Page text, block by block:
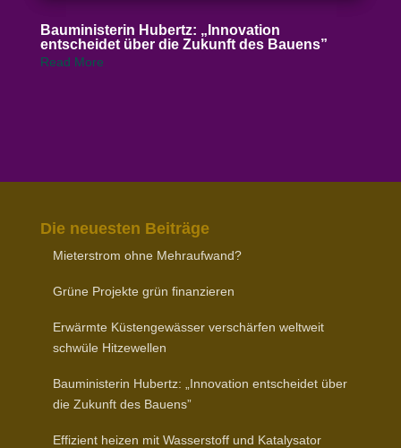
Baumi­nis­terin Hubertz: „Inno­vation
entscheidet über die Zukunft des Bauens”
Read More
Die neuesten Beiträge
Mieter­strom ohne Mehraufwand?
Grüne Projekte grün finanzieren
Erwärmte Küsten­ge­wässer verschärfen weltweit
schwüle Hitzewellen
Baumi­nis­terin Hubertz: „Inno­vation entscheidet über
die Zukunft des Bauens”
Effizient heizen mit Wasser­stoff und Katalysator